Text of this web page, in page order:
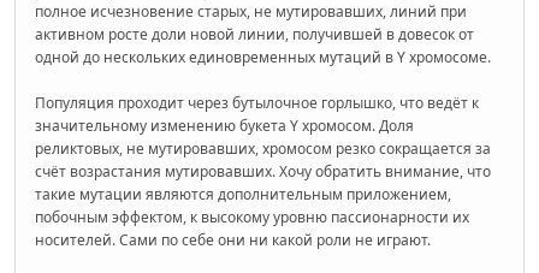
полное исчезновение старых, не мутировавших, линий при
активном росте доли новой линии, получившей в довесок от
одной до нескольких единовременных мутаций в Y хромосоме.
Популяция проходит через бутылочное горлышко, что ведёт к
значительному изменению букета Y хромосом. Доля
реликтовых, не мутировавших, хромосом резко сокращается за
счёт возрастания мутировавших. Хочу обратить внимание, что
такие мутации являются дополнительным приложением,
побочным эффектом, к высокому уровню пассионарности их
носителей. Сами по себе они ни какой роли не играют.